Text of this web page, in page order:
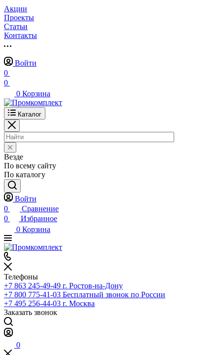
Акции
Проекты
Статьи
Контакты
Войти
0
0
0 Корзина
Каталог
Везде
По всему сайту
По каталогу
Войти
0
Сравнение
0
Избранное
0 Корзина
Телефоны
+7 863 245-49-49 г. Ростов-на-Дону
+7 800 775-41-03 Бесплатный звонок по России
+7 495 256-44-03 г. Москва
Заказать звонок
0